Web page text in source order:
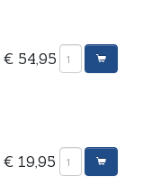
€ 54,95
€ 19,95